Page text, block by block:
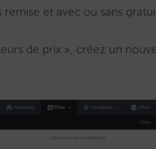
et avec ou sans
de prix », créez un